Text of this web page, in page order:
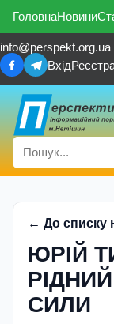
ГоловнаНовини
info@perspekt.org.ua
Вхід
← До списку
ЮРІЙ
СИЛИ